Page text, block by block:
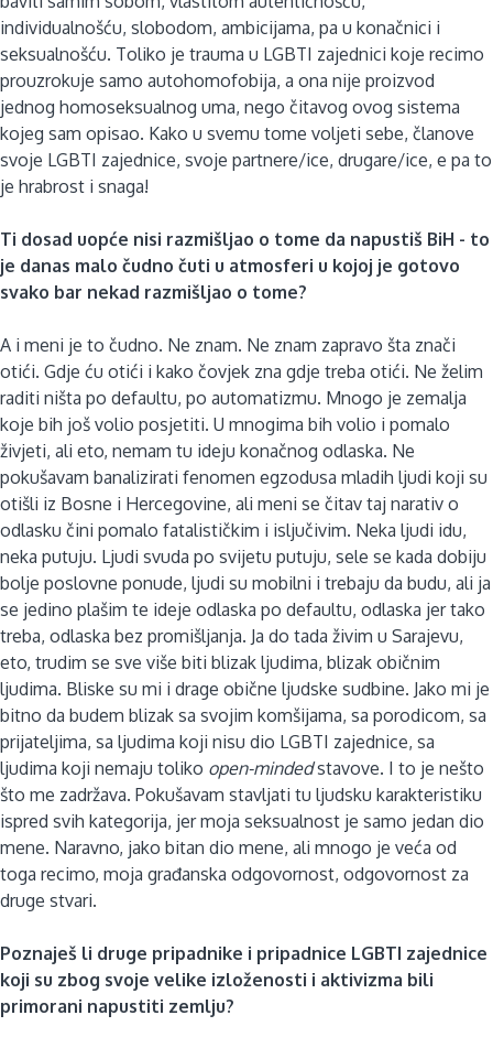
individualnošću, slobodom, ambicijama, pa u konačnici i
seksualnošću. Toliko je trauma u LGBTI zajednici koje recimo
prouzrokuje samo autohomofobija, a ona nije proizvod
jednog homoseksualnog uma, nego čitavog ovog sistema
kojeg sam opisao. Kako u svemu tome voljeti sebe, članove
svoje LGBTI zajednice, svoje partnere/ice, drugare/ice, e pa to
je hrabrost i snaga!
Ti dosad uopće nisi razmišljao o tome da napustiš BiH - to
je danas malo čudno čuti u atmosferi u kojoj je gotovo
svako bar nekad razmišljao o tome?
A i meni je to čudno. Ne znam. Ne znam zapravo šta znači
otići. Gdje ću otići i kako čovjek zna gdje treba otići. Ne želim
raditi ništa po defaultu, po automatizmu. Mnogo je zemalja
koje bih još volio posjetiti. U mnogima bih volio i pomalo
živjeti, ali eto, nemam tu ideju konačnog odlaska. Ne
pokušavam banalizirati fenomen egzodusa mladih ljudi koji su
otišli iz Bosne i Hercegovine, ali meni se čitav taj narativ o
odlasku čini pomalo fatalističkim i isljučivim. Neka ljudi idu,
neka putuju. Ljudi svuda po svijetu putuju, sele se kada dobiju
bolje poslovne ponude, ljudi su mobilni i trebaju da budu, ali ja
se jedino plašim te ideje odlaska po defaultu, odlaska jer tako
treba, odlaska bez promišljanja. Ja do tada živim u Sarajevu,
eto, trudim se sve više biti blizak ljudima, blizak običnim
ljudima. Bliske su mi i drage obične ljudske sudbine. Jako mi je
bitno da budem blizak sa svojim komšijama, sa porodicom, sa
prijateljima, sa ljudima koji nisu dio LGBTI zajednice, sa
ljudima koji nemaju toliko open-mindedstavove. I to je nešto
što me zadržava. Pokušavam stavljati tu ljudsku karakteristiku
ispred svih kategorija, jer moja seksualnost je samo jedan dio
mene. Naravno, jako bitan dio mene, ali mnogo je veća od
toga recimo, moja građanska odgovornost, odgovornost za
druge stvari.
Poznaješ li druge pripadnike i pripadnice LGBTI zajednice
koji su zbog svoje velike izloženosti i aktivizma bili
primorani napustiti zemlju?